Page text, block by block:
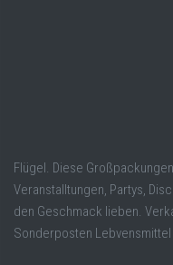
Flügel. Diese
Veranstalltungen, Partys,
den Geschmack lieben.
Sonderposten Lebvensmittel